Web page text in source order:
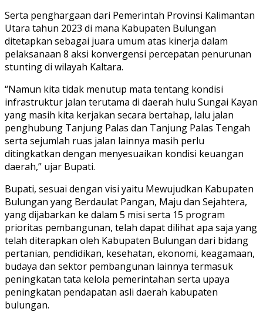
Serta penghargaan dari Pemerintah Provinsi Kalimantan
Utara tahun 2023 di mana Kabupaten Bulungan
ditetapkan sebagai juara umum atas kinerja dalam
pelaksanaan 8 aksi konvergensi percepatan penurunan
stunting di wilayah Kaltara.
“Namun kita tidak menutup mata tentang kondisi
infrastruktur jalan terutama di daerah hulu Sungai Kayan
yang masih kita kerjakan secara bertahap, lalu jalan
penghubung Tanjung Palas dan Tanjung Palas Tengah
serta sejumlah ruas jalan lainnya masih perlu
ditingkatkan dengan menyesuaikan kondisi keuangan
daerah,” ujar Bupati.
Bupati, sesuai dengan visi yaitu Mewujudkan Kabupaten
Bulungan yang Berdaulat Pangan, Maju dan Sejahtera,
yang dijabarkan ke dalam 5 misi serta 15 program
prioritas pembangunan, telah dapat dilihat apa saja yang
telah diterapkan oleh Kabupaten Bulungan dari bidang
pertanian, pendidikan, kesehatan, ekonomi, keagamaan,
budaya dan sektor pembangunan lainnya termasuk
peningkatan tata kelola pemerintahan serta upaya
peningkatan pendapatan asli daerah kabupaten
bulungan.